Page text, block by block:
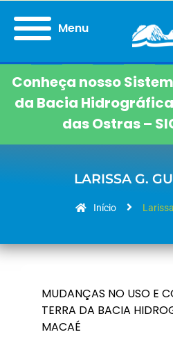
Menu
Conheça nosso
da Bacia
das Ostras –
LARISSA G.
Início
MUDANÇAS NO USO E
TERRA DA BACIA
MACAÉ